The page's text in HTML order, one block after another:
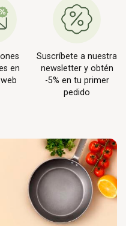
en
Suscríbete a nuestra
newsletter y obtén
-5% en tu primer
pedido